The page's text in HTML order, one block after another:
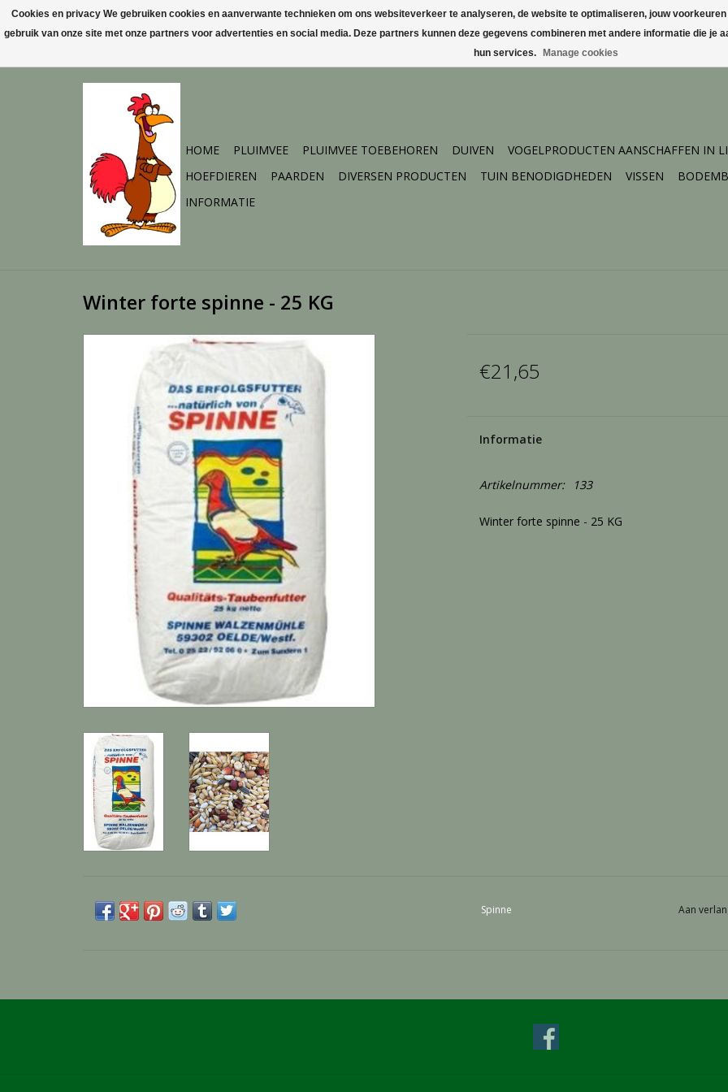
HOME PLUIMVEE PLUIMVEE TOEBEHOREN DUIVEN VOGELPRODUCTEN AANSCHAFFEN IN
HOEFDIEREN
PAARDEN DIVERSEN PRODUCTEN TUIN BENODIGDHEDEN VISSEN
INFORMATIE
Winter forte spinne - 25 KG
€21,65
Informatie
Artikelnummer: 133
Winter forte spinne - 25 KG
Spinne Aan
Cookies en privacy We gebruiken cookies en aanverwante technieken om ons websiteverkeer te analyseren, de website te optimaliseren, jouw
gebruik van onze site met onze partners voor advertenties en social media. Deze partners kunnen deze gegevens combineren met andere informatie die je
hun services.
Manage cookies